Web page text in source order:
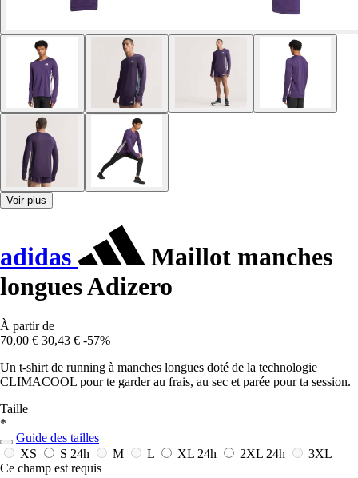
Voir plus
adidas
Maillot manches
longues Adizero
À partir de
70,00 € 30,43 € -57%
Un t-shirt de running à manches longues doté de la technologie
CLIMACOOL pour te garder au frais, au sec et parée pour ta session.
Taille
*
Guide des tailles
XS
S 24h M L XL 24h 2XL 24h
3XL
Ce champ est requis